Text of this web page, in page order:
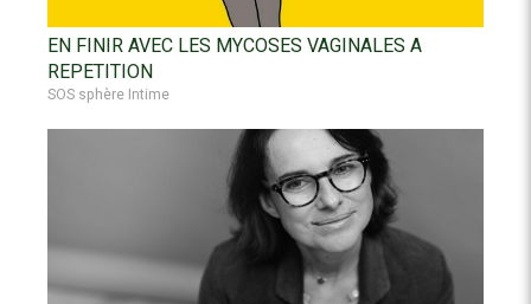
EN FINIR AVEC LES MYCOSES VAGINALES A
REPETITION
SOS sphère Intime